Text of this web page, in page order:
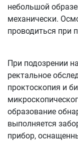
небольшой
механически.
проводиться при
При подозрении
ректальное
проктоскопия и
образование
выполняется
прибор,